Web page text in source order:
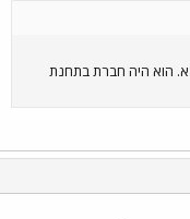
הוא היה חברת בתחנת